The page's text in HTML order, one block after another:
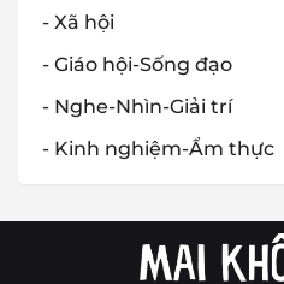
- Xã hội
- Giáo hội-Sống đạo
- Nghe-Nhìn-Giải trí
- Kinh nghiệm-Ẩm thực